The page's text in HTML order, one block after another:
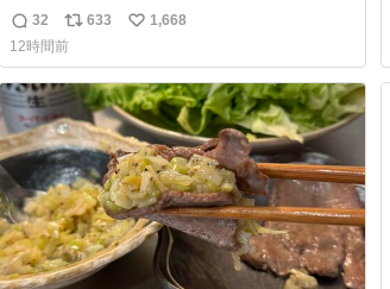
返
信
数
32
リ
ポ
ス
ト
数
633
い
ね
数
1,668
12時間前